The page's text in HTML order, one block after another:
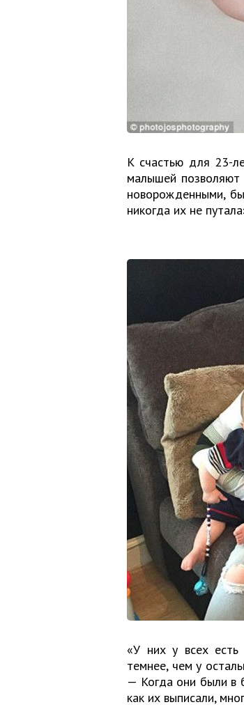
К счастью для 23-
малышей
новорожденными,
никогда их не
«У них у всех
темнее, чем у
— Когда они были в
как их выписали,